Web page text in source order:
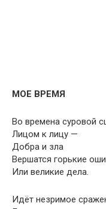
МОЕ ВРЕМЯ
Во времена суровой
Лицом к лицу —
Добра и зла
Вершатся горькие
Или великие дела.
Идёт незримое